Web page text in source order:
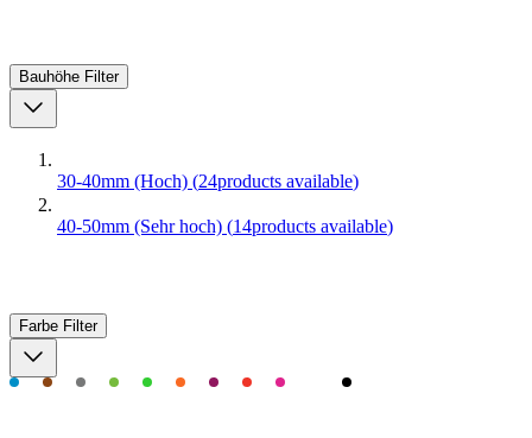
Bauhöhe Filter
30-40mm (Hoch) (24products available)
40-50mm (Sehr hoch) (14products available)
Farbe Filter